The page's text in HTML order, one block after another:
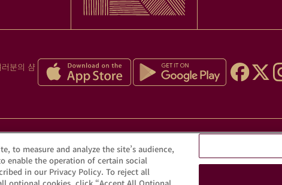
분의 샴
한 음주는 건강을 해칠 수 있습니다. 적당량만 즐겨주세요.
to measure and analyze the site’s audience,
enable the operation of certain social
in our Privacy Policy. To reject all